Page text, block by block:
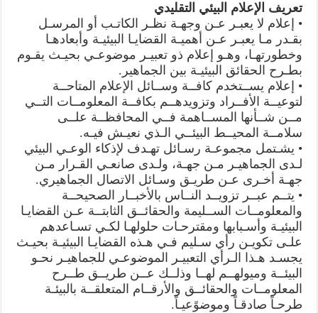
تعريف الإعلام البيئي التقليدي
• إعلام لا يعبـر عـن وجهـة نظـر الكاتـب أو المرسـل
بقـدر مـا يعبـر عـن أهميـة القضايـا البيئيـة وأبعادهـا
وخطورتهـا، وهـو إعلام ذو تعبيـر موضوعـي بحيـث يقـوم
بطـرح الحقائق البيئيـة بين الجماهير.
• إعلام يســتخدم كافــة وســائل الإعلام المتاحــة
لتوعيــة الأفــراد وتزويدهــم بكافــة المعلومــات التــي
مــن شــأنها المســاهمة فــي المحافظــة علــى
سلامــة المحيــط البيئــي الـذي نعيـش فيـه.
• يشـتمل مجموعـة رسـائل تهـدف لإذكاء الوعـي البيئي
لـدى الجماهيـر مـن جهـة، ولـدى صانعـي القـرار مـن
جهـة أخـرى عـن طريـق وسـائل الاتصال الجماهيري.
• يتــم عبــر تزويــد النــاس بالأخبــار الصحيحــة
والمعلومــات الســليمة والحقائــق الثابتــة عـن القضايـا
البيئيـة وأسـبابها ومقترحـات حلولهـا لكـي تسـاعدهم
علـى تكويـن رأي سـليم فـي هـذه القضايـا البيئيـة بحيـث
يجسـد هـذا الـرأي التعبيـر الموضوعـي للجماهيـر نحـو
البيئــة وميولهــم لهــا وذلــك عــن طريــق طــرح
المعلومــات والحقائــق والأرقــام المتعلقــة بالبيئـة
طرحـاً صادقـاً وموضوًعيـاً.